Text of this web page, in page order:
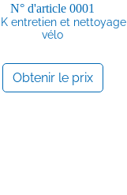
N° d'article 0001
entretien et nettoyage
vélo
Obtenir le prix